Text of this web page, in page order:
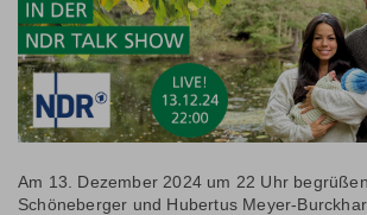
Am 13. Dezember 2024 um 22 Uhr
Schöneberger und Hubertus Meyer-